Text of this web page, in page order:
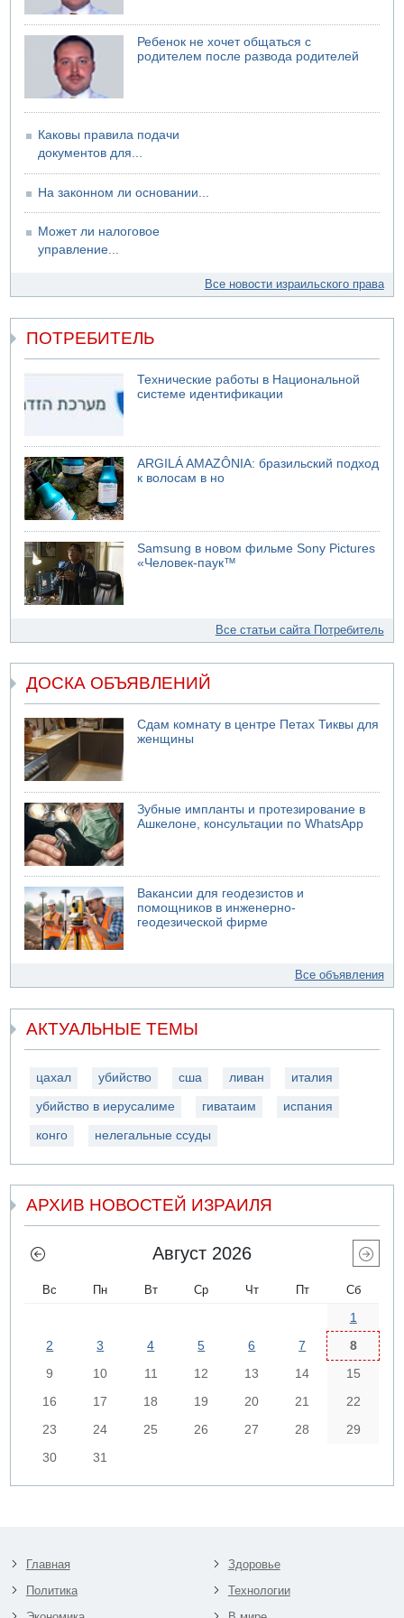
Саудовская Аравия сообщает о нападении хуситов
Ребенок не хочет общаться с
родителем после развода родителей
Каковы правила подачи
документов для...
На законном ли основании...
Может ли налоговое
управление...
Все новости израильского права
ПОТРЕБИТЕЛЬ
Технические работы в Национальной
системе идентификации
ARGILÁ AMAZÔNIA: бразильский подход
к волосам в но
Samsung в новом фильме Sony Pictures
«Человек-паук™
Все статьи сайта Потребитель
ДОСКА ОБЪЯВЛЕНИЙ
Сдам комнату в центре Петах Тиквы для
женщины
Зубные импланты и протезирование в
Ашкелоне, консультации по WhatsApp
Вакансии для геодезистов и
помощников в инженерно-
геодезической фирме
Все объявления
АКТУАЛЬНЫЕ ТЕМЫ
цахал убийство сша ливан италия
убийство в иерусалиме гиватаим испания
конго нелегальные ссуды
АРХИВ НОВОСТЕЙ ИЗРАИЛЯ
Август 2026
Вс Пн Вт Ср Чт Пт Сб
1
2
3 4 5 6 7
8
9
10 11 12 13 14
15
16
17 18 19 20 21
22
23
24 25 26 27 28
29
30
31
Главная
Политика
Здоровье
Технологии